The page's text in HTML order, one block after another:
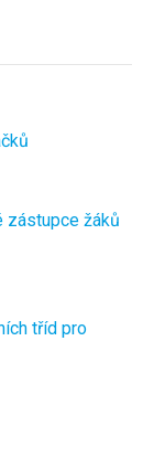
zástupce žáků
tříd pro